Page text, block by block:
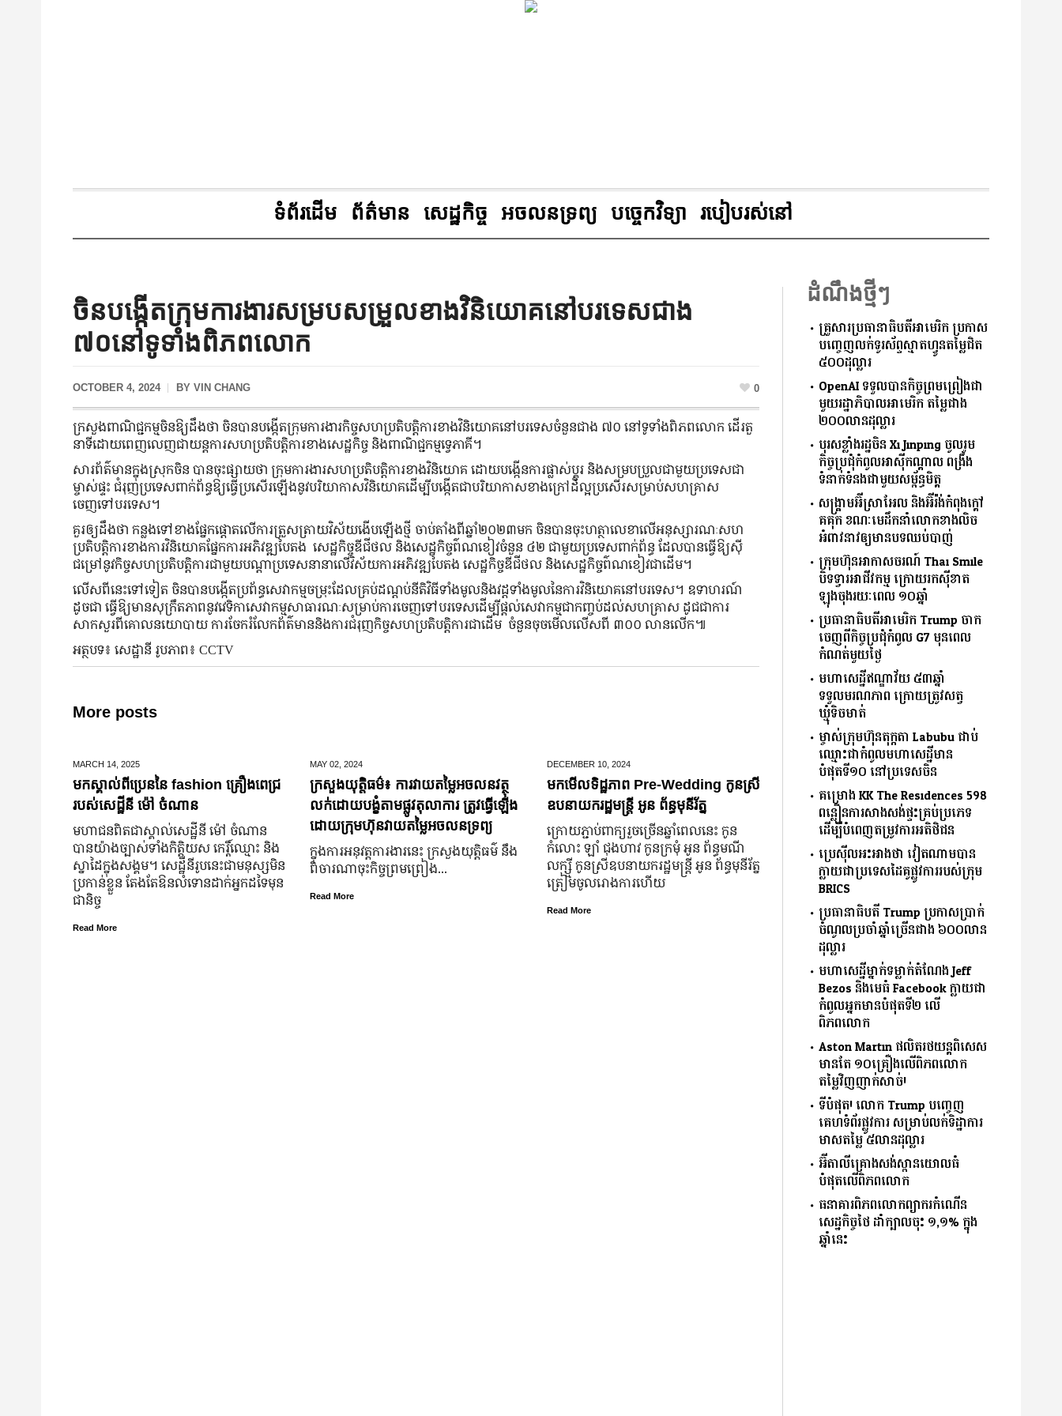
ទំព័រដើម ព័ត៌មាន សេដ្ឋកិច្ច អចលនទ្រព្យ បច្ចេកវិទ្យា របៀបរស់នៅ
ចិនបង្កើតក្រុមការងារសម្របសម្រួលខាងវិនិយោគនៅបរទេសជាង
៧០នៅទូទាំងពិភពលោក
OCTOBER 4, 2024 BY VIN CHANG 0
ក្រសួងពាណិជ្ជកម្មចិនឱ្យដឹងថា ចិនបានបង្កើតក្រុមការងារកិច្ចសហប្រតិបត្តិការខាងវិនិយោគនៅបរទេសចំនួនជាង ៧០ នៅទូទាំងពិភពលោក ដើរតួ
នាទីដោយពេញលេញជាយន្តការសហប្រតិបត្តិការខាងសេដ្ឋកិច្ច និងពាណិជ្ជកម្មទ្វេភាគី។
សារព័ត៌មានក្នុងស្រុកចិន បានចុះផ្សាយថា ក្រុមការងារសហប្រតិបត្តិការខាងវិនិយោគ ដោយបង្កើនការផ្លាស់ប្តូរ និងសម្របប្រួលជាមួយប្រទេសជា
ម្ចាស់ផ្ទះ ជំរុញប្រទេសពាក់ព័ន្ធឱ្យធ្វើប្រសើរឡើងនូវបរិយាកាសវិនិយោគដើម្បីបង្កើតជាបរិយាកាសខាងក្រៅដ៏ល្អប្រសើរសម្រាប់សហគ្រាស
ចេញទៅបរទេស។
គួរឲ្យដឹងថា កន្លងទៅខាងផ្នែកផ្តោតលើការត្រួសត្រាយវិស័យងើបឡើងថ្មី ចាប់តាំងពីឆ្នាំ២០២៣មក ចិនបានចុះហត្ថាលេខាលើអនុស្សារណៈសហ
ប្រតិបត្តិការខាងការវិនិយោគផ្នែកការអភិវឌ្ឍបៃតង សេដ្ឋកិច្ចឌីជីថល និងសេដ្ឋកិច្ចព៌ណខៀវចំនួន ៤២ ជាមួយប្រទេសពាក់ព័ន្ធ ដែលបានធ្វើឱ្យស៊ី
ជម្រៅនូវកិច្ចសហប្រតិបត្តិការជាមួយបណ្តាប្រទេសនានាលើវិស័យការអភិវឌ្ឍបៃតង សេដ្ឋកិច្ចឌីជីថល និងសេដ្ឋកិច្ចព៌ណខៀវជាដើម។
លើសពីនេះទៅទៀត ចិនបានបង្កើតប្រព័ន្ធសេវាកម្មចម្រុះដែលគ្រប់ដណ្តប់នីតិវិធីទាំងមូលនិងវដ្តទាំងមូលនៃការវិនិយោគនៅបរទេស។ ឧទាហរណ៍
ដូចជា ធ្វើឱ្យមានសុក្រឹតភាពនូវវេទិកាសេវាកម្មសាធារណៈសម្រាប់ការចេញទៅបរទេសដើម្បីផ្តល់សេវាកម្មជាកញ្ចប់ដល់សហគ្រាស ដូជជាការ
សាកសួរពីគោលនយោបាយ ការចែករំលែកព័ត៌មាននិងការជំរុញកិច្ចសហប្រតិបត្តិការជាដើម ចំនួនចុចមើលលើសពី ៣០០ លានលើក៕
អត្ថបទ៖ សេដ្ឋានី រូបភាព៖ CCTV
More posts
MARCH 14, 2025
មកស្គាល់ពីប្រេននៃ​ fashion គ្រឿងពេជ្រ
របស់សេដ្ឋីនី ម៉ៅ ចំណាន
មហាជន​ពិតជា​ស្គាល់​សេដ្ឋី​នី ម៉ៅ ចំណាន
បាន​យ៉ាង​ច្បាស់​ទាំង​កិត្តិយស កេរ្តិ៍ឈ្មោះ និង​
ស្នាដៃ​ក្នុង​សង្គម។ សេដ្ឋី​នី​រូប​នេះ​ជា​មនុស្ស​មិន​
ប្រកាន់​ខ្លួន តែងតែ​ឱនលំទោន​ដាក់​អ្នក​ដទៃ​មុន​
ជានិច្ច
Read More
MAY 02, 2024
ក្រសួងយុត្តិធម៌៖ ការវាយតម្លៃអចលនវត្ថុ
លក់ដោយបង្ខំតាមផ្លូវតុលាការ ត្រូវធ្វើឡើង
ដោយក្រុមហ៊ុនវាយតម្លៃអចលនទ្រព្យ
ក្នុងការអនុវត្តការងារនេះ ក្រសួងយុត្តិធម៌ នឹង
ពិចារណាចុះកិច្ចព្រមព្រៀង...
Read More
DECEMBER 10, 2024
មកមើលទិដ្ឋភាព Pre-Wedding កូនស្រី
ឧបនាយករដ្ឋមន្រ្តី អូន ព័ន្ធមុនីរ័ត្ន
ក្រោយ​ភ្ជាប់​ពាក្យ​រួច​ច្រើន​ឆ្នាំ​ពេលនេះ កូន
កំលោះ ឡាំ ជុងហាវ កូនក្រមុំ អូន ព័ន្ធមណី
លក្ស្មី កូនស្រី​ឧបនាយករដ្ឋមន្ត្រី អូន ព័ន្ធមុនីរ័ត្ន
ត្រៀម​ចូល​រោងការ​ហើយ
Read More
ដំណឹងថ្មីៗ
គ្រួសារប្រធានាធិបតីអាមេរិក ប្រកាស
បញ្ចេញលក់ទូរស័ព្ទស្មាតហ្វូនតម្លៃជិត
៥០០ដុល្លារ
OpenAI ទទួលបានកិច្ចព្រមព្រៀងជា
មួយរដ្ឋាភិបាលអាមេរិក តម្លៃជាង
២០០លានដុល្លារ
បុរសខ្លាំងរដ្ឋចិន Xi Jinping ចូលរួម
កិច្ចប្រជុំកំពូលអាស៊ីកណ្ដាល ពង្រឹង
ទំនាក់ទំនងជាមួយសម្ព័ន្ធមិត្ត
សង្គ្រាមអ៊ីស្រាអែល និងអ៊ីរ៉ង់កំពុងក្ដៅ
គគុក ខណៈមេដឹកនាំលោកខាងលិច
អំពាវនាវឲ្យមានបទឈប់បាញ់
ក្រុមហ៊ុនអាកាសចរណ៍ Thai Smile
បិទទ្វារអាជីវកម្ម ក្រោយរកស៊ីខាត
ឡុងចុងរយៈពេល ១០ឆ្នាំ
ប្រធានាធិបតីអាមេរិក Trump ចាក
ចេញពីកិច្ចប្រជុំកំពូល G7 មុនពេល
កំណត់មួយថ្ងៃ
មហាសេដ្ឋីឥណ្ឌាវ័យ ៥៣ឆ្នាំ
ទទួលមរណភាព ក្រោយត្រូវសត្វ
ឃ្មុំទិចមាត់
ម្ចាស់ក្រុមហ៊ុនតុក្កតា Labubu ជាប់
ឈ្មោះជាកំពូលមហាសេដ្ឋីមាន
បំផុតទី១០ នៅប្រទេសចិន
គម្រោង KK The Residences 598
ពន្លឿនការសាងសង់ផ្ទះគ្រប់ប្រភេទ
ដើម្បីបំពេញតម្រូវការអតិថិជន
ប្រេស៊ីលអះអាងថា វៀតណាមបាន
ក្លាយជាប្រទេសដៃគូផ្លូវការរបស់ក្រុម
BRICS
ប្រធានាធិបតី Trump ប្រកាសប្រាក់
ចំណូលប្រចាំឆ្នាំច្រើនជាង ៦០០លាន
ដុល្លារ
មហាសេដ្ឋីម្នាក់ទម្លាក់តំណែង Jeff
Bezos និងមេធំ Facebook ក្លាយជា
កំពូលអ្នកមានបំផុតទី២ លើ
ពិភពលោក
Aston Martin ផលិតរថយន្តពិសេស
មានតែ ១០គ្រឿងលើពិភពលោក
តម្លៃវិញញាក់សាច់!
ទីបំផុត! លោក Trump បញ្ចេញ
គេហទំព័រផ្លូវការ សម្រាប់លក់ទិដ្ឋាការ
មាសតម្លៃ ៥លានដុល្លារ
អ៊ីតាលីគ្រោងសង់ស្ពានយោលធំ
បំផុតលើពិភពលោក
ធនាគារពិភពលោកព្យាករកំណើន
សេដ្ឋកិច្ចថៃ ដាំក្បាលចុះ ១,១% ក្នុង
ឆ្នាំនេះ